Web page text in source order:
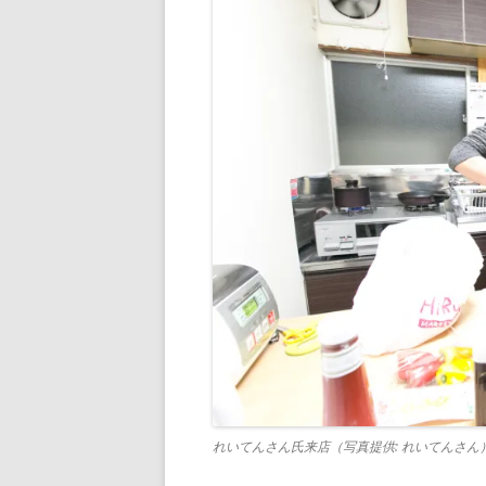
れいてんさん氏来店（写真提供: れいてんさん